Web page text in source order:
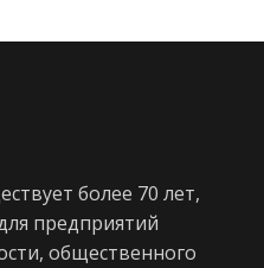
более 70 лет,
предприятий
общественного